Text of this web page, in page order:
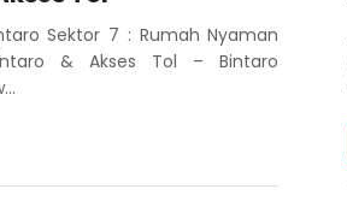
Sektor 7 : Rumah Nyaman
& Akses Tol – Bintaro